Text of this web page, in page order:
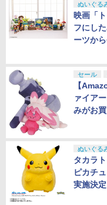
ぬいぐる
映画「
フにし
ーツか
セール
【
ァイア
みがお
ぬいぐる
タカラ
ピカチ
実施決定